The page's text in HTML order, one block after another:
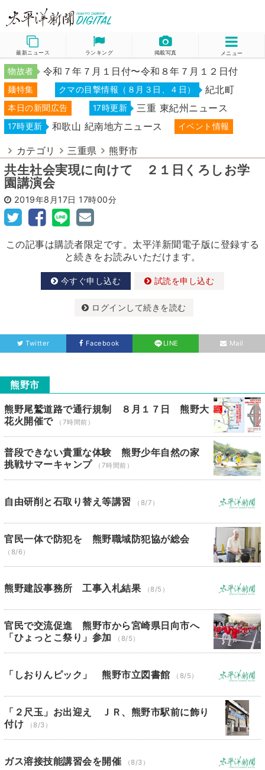
最新ニュース ランキング 掲載写真 メニュー
物故者 令和７年７月１日付〜令和８年７月１２日付
麺特集 クマの目撃情報（８月３日、４日） 紀北町
本日の新聞広告 17時更新 三重 東紀州ニュース
17時更新 和歌山 紀南地方ニュース イベント情報
カテゴリ 三重県 熊野市
共生社会実現に向けて ２１日くろしお学
園講演会
2019年8月17日 17時00分
この記事は購読者限定です。太平洋新聞電子版に登録する
と続きをお読みいただけます。
今すぐ申し込む 試読を申し込む
ログインして続きを読む
Twitter Facebook LINE Mail
熊野市
熊野尾鷲道路で通行規制 ８月１７日 熊野大
花火開催で
（7時間前）
普段できない貴重な体験 熊野少年自然の家
挑戦サマーキャンプ
（7時間前）
自由研削と石取り替え等講習 （8/7）
官民一体で防犯を 熊野職域防犯協が総会
（8/6）
熊野建設事務所 工事入札結果 （8/5）
官民で交流促進 熊野市から宮崎県日向市へ
「ひょっとこ祭り」参加
（8/5）
「しおりんピック」 熊野市立図書館 （8/5）
「２尺玉」お出迎え ＪＲ、熊野市駅前に飾り
付け
（8/3）
ガス溶接技能講習会を開催 （8/3）